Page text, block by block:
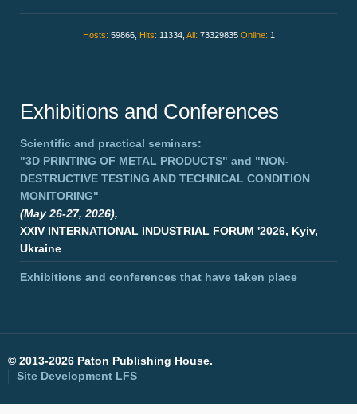
Hosts: 59866, Hits: 11334, All: 73329835 Online: 1
Exhibitions and Conferences
Scientific and practical seminars:
"3D PRINTING OF METAL PRODUCTS" and "NON-
DESTRUCTIVE TESTING AND TECHNICAL CONDITION
MONITORING"
(May 26-27, 2026),
XXIV INTERNATIONAL INDUSTRIAL FORUM '2026, Kyiv,
Ukraine
Exhibitions and conferences that have taken place
© 2013-2026 Paton Publishing House.
Site Development LFS